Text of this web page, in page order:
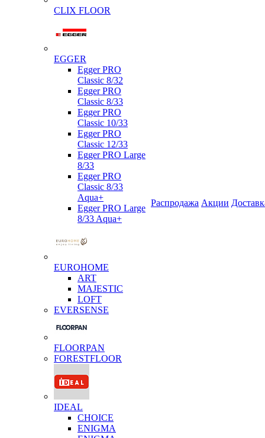
CLIX FLOOR
EGGER
Egger PRO
Classic 8/32
Egger PRO
Classic 8/33
Egger PRO
Classic 10/33
Egger PRO
Classic 12/33
Egger PRO Large
8/33
Egger PRO
Classic 8/33
Aqua+
Egger PRO Large
8/33 Aqua+
EUROHOME
ART
MAJESTIC
LOFT
EVERSENSE
FLOORPAN
FORESTFLOOR
IDEAL
CHOICE
ENIGMA
Распродажа Акции